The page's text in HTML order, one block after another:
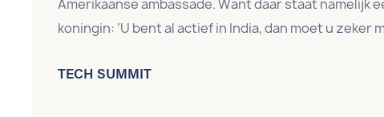
Amerikaanse ambassade. Want daar staat
koningin: ‘U bent al actief in India, dan moet u zeker
TECH SUMMIT